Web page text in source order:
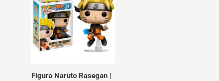
Figura Naruto Rasegan |